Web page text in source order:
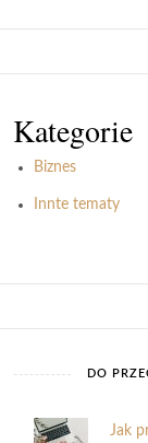
Kategorie
Biznes
Innte tematy
DO
Jak